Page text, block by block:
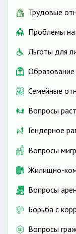
Трудовые
Проблемы на
Льготы для
Образование
Семейные
Вопросы
Гендерное
Вопросы
Жилищно-
Вопросы
Борьба с
Вопросы